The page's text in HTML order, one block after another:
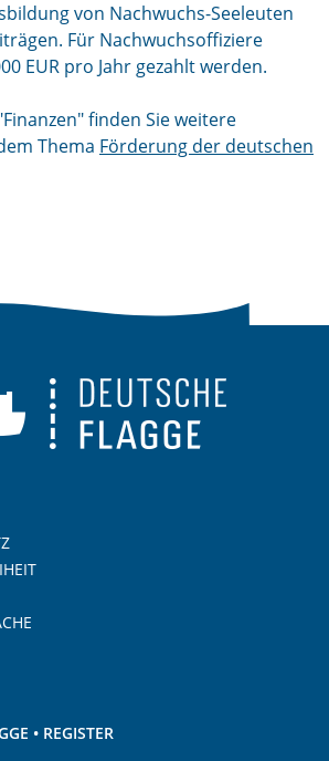
von Nachwuchs-Seeleuten
Für Nachwuchsoffiziere
EUR pro Jahr gezahlt werden.
finden Sie weitere
Thema Förderung der deutschen
• REGISTER